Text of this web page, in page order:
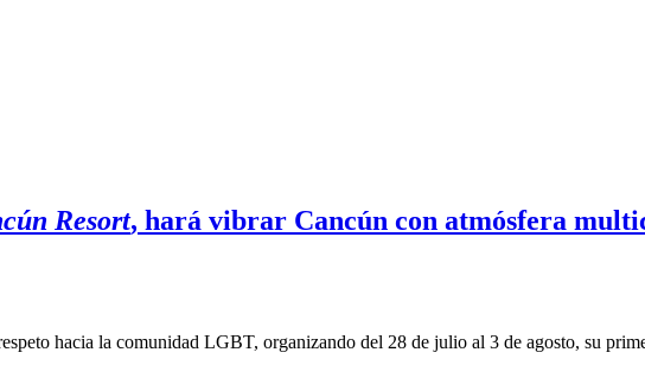
Resort, hará vibrar Cancún con atmósfera
hacia la comunidad LGBT, organizando del 28 de julio al 3 de agosto, su